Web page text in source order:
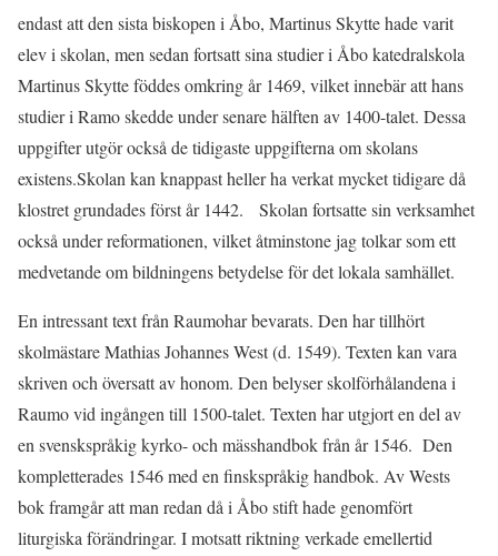
endast att den sista biskopen i Åbo, Martinus Skytte hade varit
elev i skolan, men sedan fortsatt sina studier i Åbo katedralskola
Martinus Skytte föddes omkring år 1469, vilket innebär att hans
studier i Ramo skedde under senare hälften av 1400-talet. Dessa
uppgifter utgör också de tidigaste uppgifterna om skolans
existens.Skolan kan knappast heller ha verkat mycket tidigare då
klostret grundades först år 1442. Skolan fortsatte sin verksamhet
också under reformationen, vilket åtminstone jag tolkar som ett
medvetande om bildningens betydelse för det lokala samhället.
En intressant text från Raumohar bevarats. Den har tillhört
skolmästare Mathias Johannes West (d. 1549). Texten kan vara
skriven och översatt av honom. Den belyser skolförhålandena i
Raumo vid ingången till 1500-talet. Texten har utgjort en del av
en svenskspråkig kyrko- och mässhandbok från år 1546. Den
kompletterades 1546 med en finskspråkig handbok. Av Wests
bok framgår att man redan då i Åbo stift hade genomfört
liturgiska förändringar. I motsatt riktning verkade emellertid